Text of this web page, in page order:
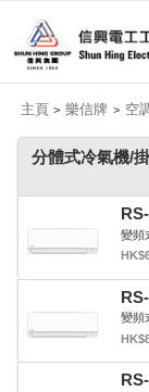
主頁 > 樂信牌 > 空
分體式冷氣機/
變頻
變頻